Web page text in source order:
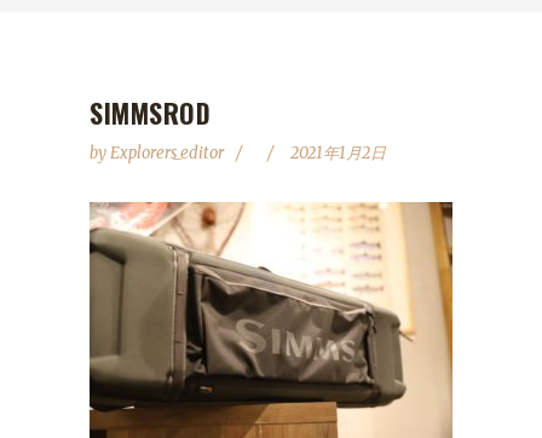
SIMMSROD
byExplorers_editor 2021年1月2日